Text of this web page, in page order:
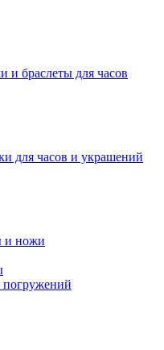
и браслеты для часов
для часов и украшений
и ножи